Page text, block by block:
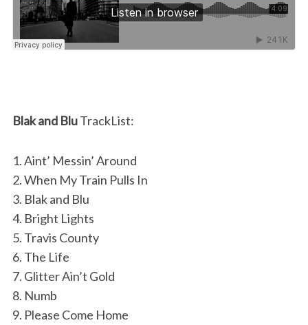
Blak and BluTrackList:
1. Aint’ Messin’ Around
2. When My Train Pulls In
3. Blak and Blu
4. Bright Lights
5. Travis County
6. The Life
7. Glitter Ain’t Gold
8. Numb
9. Please Come Home